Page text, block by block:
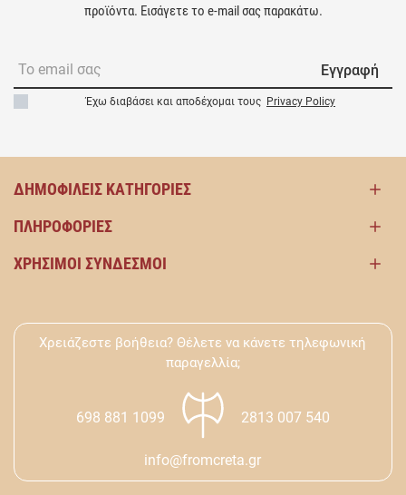
προϊόντα. Εισάγετε το e-mail σας παρακάτω.
Εγγραφή
Έχω διαβάσει και αποδέχομαι τους Privacy Policy
ΔΗΜΟΦΙΛΕΊΣ ΚΑΤΗΓΟΡΊΕΣ
ΠΛΗΡΟΦΟΡΊΕΣ
ΧΡΉΣΙΜΟΙ ΣΎΝΔΕΣΜΟΙ
Χρειάζεστε βοήθεια? Θέλετε να κάνετε τηλεφωνική
παραγελλία;
698 881 1099 2813 007 540
info@fromcreta.gr